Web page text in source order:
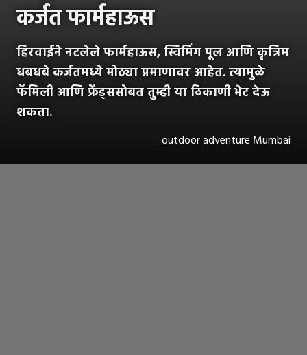
कर्जत फार्महाऊस
हिरवाईने नटलेले फार्महाऊस, स्विमिंग पूल आणि कृत्रिम
धबधबे कर्जतमध्ये मोठ्या प्रमाणावर आहेत. त्यामुळे
फॅमिली आणि फ्रेंड्ससोबत तुम्ही या ठिकाणी भेट देऊ
शकता.
outdoor adventure Mumbai